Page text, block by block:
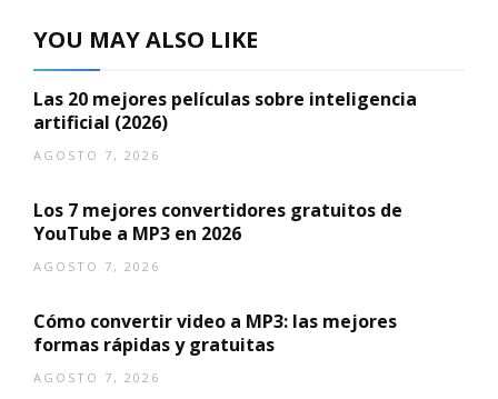
YOU MAY ALSO LIKE
Las 20 mejores películas sobre inteligencia
artificial (2026)
AGOSTO 7, 2026
Los 7 mejores convertidores gratuitos de
YouTube a MP3 en 2026
AGOSTO 7, 2026
Cómo convertir video a MP3: las mejores
formas rápidas y gratuitas
AGOSTO 7, 2026